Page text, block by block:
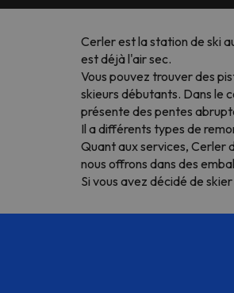
Cerler est la station de ski
est déjà l'air sec.
Vous pouvez trouver des
skieurs débutants. Dans le
présente des pentes
Il a différents types de
Quant aux services, Cerler
nous offrons dans des
Si vous avez décidé de